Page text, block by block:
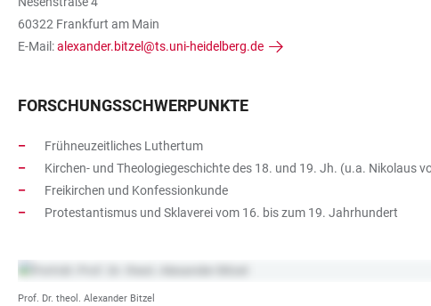
60322 Frankfurt am Main
E-Mail:alexander.bitzel@ts.uni-heidelberg.de
FORSCHUNGSSCHWERPUNKTE
Frühneuzeitliches Luthertum
Kirchen- und Theologiegeschichte des 18. und 19. Jh. (u.a. Nikolaus
Freikirchen und Konfessionkunde
Protestantismus und Sklaverei vom 16. bis zum 19. Jahrhundert
Prof. Dr. theol. Alexander Bitzel